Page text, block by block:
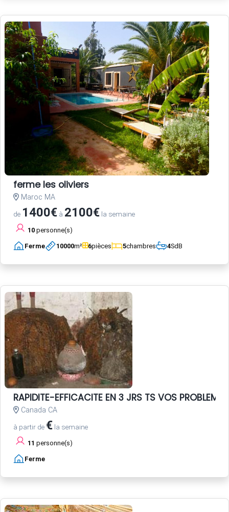
ferme les oliviers
Maroc MA
de 1400€ à 2100€ la semaine
10 personne(s)
Ferme 10000m² 6pièces 5chambres 4SdB
RAPIDITE-EFFICACITE EN 3 JRS TS VOS
Canada CA
à partir de € la semaine
11 personne(s)
Ferme